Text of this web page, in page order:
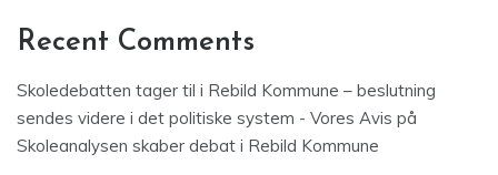
Recent Comments
Skoledebatten tager til i Rebild Kommune – beslutning
sendes videre i det politiske system - Vores Avis på
Skoleanalysen skaber debat i Rebild Kommune